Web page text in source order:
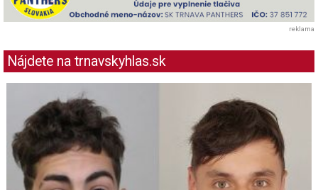
reklama
Nájdete na trnavskyhlas.sk